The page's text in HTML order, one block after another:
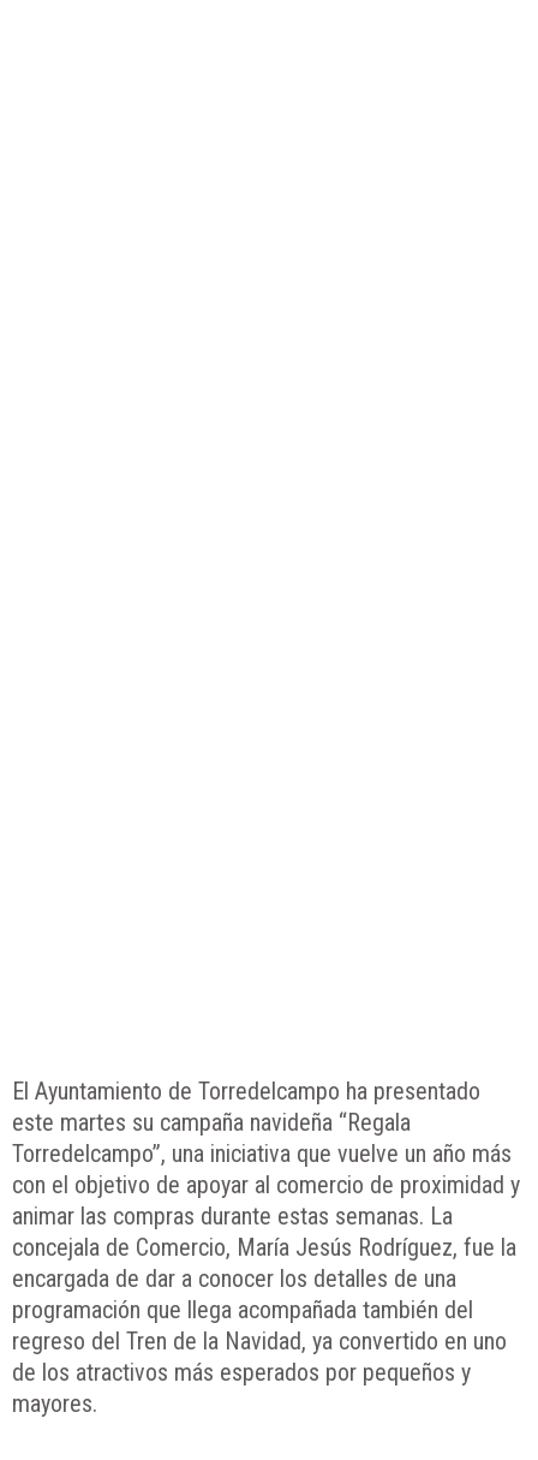
El Ayuntamiento de Torredelcampo ha presentado
este martes su campaña navideña “Regala
Torredelcampo”, una iniciativa que vuelve un año más
con el objetivo de apoyar al comercio de proximidad y
animar las compras durante estas semanas. La
concejala de Comercio, María Jesús Rodríguez, fue la
encargada de dar a conocer los detalles de una
programación que llega acompañada también del
regreso del Tren de la Navidad, ya convertido en uno
de los atractivos más esperados por pequeños y
mayores.